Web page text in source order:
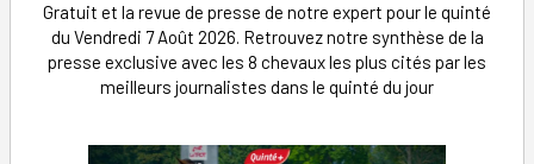
Gratuit et la revue de presse de notre expert pour le quinté
du Vendredi 7 Août 2026. Retrouvez notre synthèse de la
presse exclusive avec les 8 chevaux les plus cités par les
meilleurs journalistes dans le quinté du jour